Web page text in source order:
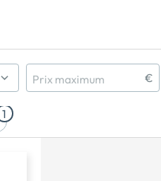
Prix maximum €
1